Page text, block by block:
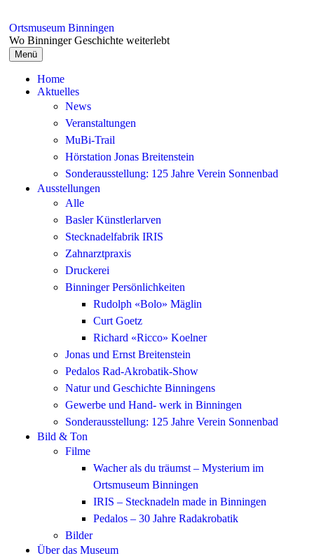
zum
Inhalt
Ortsmuseum Binningen
Wo Binninger Geschichte weiterlebt
Menü
Home
Aktuelles
News
Veranstaltungen
MuBi-Trail
Hörstation Jonas Breitenstein
Sonderausstellung: 125 Jahre Verein Sonnenbad
Ausstellungen
Alle
Basler Künstlerlarven
Stecknadelfabrik IRIS
Zahnarztpraxis
Druckerei
Binninger Persönlichkeiten
Rudolph «Bolo» Mäglin
Curt Goetz
Richard «Ricco» Koelner
Jonas und Ernst Breitenstein
Pedalos Rad-Akrobatik-Show
Natur und Geschichte Binningens
Gewerbe und Hand- werk in Binningen
Sonderausstellung: 125 Jahre Verein Sonnenbad
Bild & Ton
Filme
Wacher als du träumst – Mysterium im
Ortsmuseum Binningen
IRIS – Stecknadeln made in Binningen
Pedalos – 30 Jahre Radakrobatik
Bilder
Über das Museum